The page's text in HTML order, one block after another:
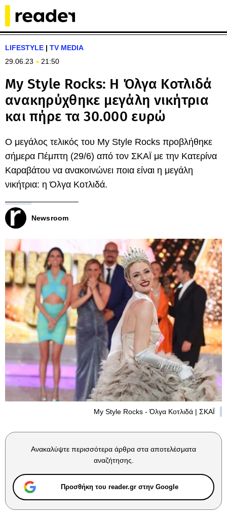
LIFESTYLE | TV MEDIA
29.06.23
21:50
My Style Rocks: Η Όλγα Κοτλιδά
ανακηρύχθηκε μεγάλη νικήτρια
και πήρε τα 30.000 ευρώ
Ο μεγάλος τελικός του My Style Rocks προβλήθηκε
σήμερα Πέμπτη (29/6) από τον ΣΚΑΪ με την Κατερίνα
Καραβάτου να ανακοινώνει ποια είναι η μεγάλη
νικήτρια: η Όλγα Κοτλιδά.
Newsroom
My Style Rocks - Όλγα Κοτλιδά | ΣΚΑΪ
Ανακαλύψτε περισσότερα άρθρα στα αποτελέσματα
αναζήτησης.
Προσθήκη του reader.gr στην Google